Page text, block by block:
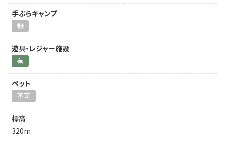
手ぶらキャンプ
無
遊具・レジャー施設
有
ペット
不可
標高
320m